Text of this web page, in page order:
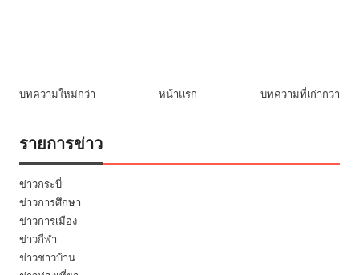
บทความใหม่กว่า บทความที่เก่ากว่า
หน้าแรก
รายการข่าว
ข่าวกระบี่
ข่าวการศึกษา
ข่าวการเมือง
ข่าวกีฬา
ข่าวชาวบ้าน